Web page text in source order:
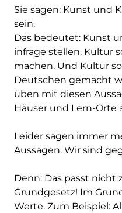
Sie sagen: Kunst und
sein.
Das bedeutet: Kunst
infrage stellen. Kultur
machen. Und Kultur
Deutschen gemacht
üben mit diesen
Häuser und Lern-Orte
Leider sagen immer
Aussagen. Wir sind
Denn: Das passt nicht
Grundgesetz! Im
Werte. Zum Beispiel: